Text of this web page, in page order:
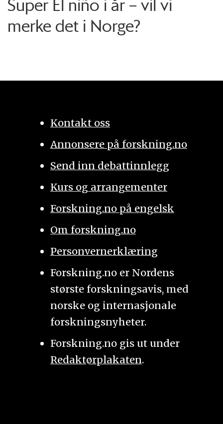
Super El niño i år – vil vi
merke det i Norge?
Kontakt oss
Annonsere på forskning.no
Send inn debattinnlegg
Kurs og arrangementer
Forskning.no på engelsk
Om forskning.no
Personvernerklæring
Forskning.no er Nordens
største forskningsavis, med
norske og internasjonale
forskningsnyheter.
Forskning.no gis ut under
Redaktørplakaten.